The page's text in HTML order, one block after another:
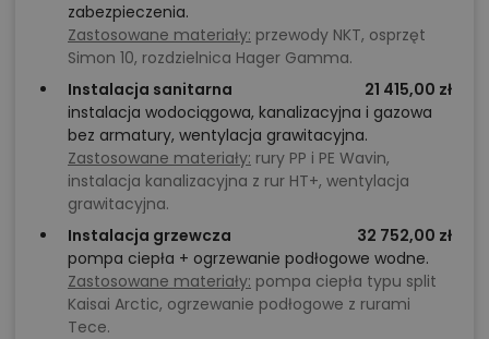
Zefir 2 będzie odpowiedni dla rodziny 2+2 lub 2+3,
która szuka domu oferującego większą liczbę pokoi
bez nadmiernego zwiększania powierzchni
zabudowy.Trzy sypialnie na poddaszu
oraz
dodatkowy pokój na parterze pozwalają elastycznie
dostosować układ do potrzeb domowników na
różnych etapach życia.
To propozycja dla osób, którym zależy na
przestronnym charakterze wnętrza i wyraźnym
podziale pomiędzy strefą wspólną a prywatną.
Wysoki salon, antresola, garderoba, spiżarnia oraz
zabezpieczenia.
Zastosowane materiały: przewody NKT, osprzęt
Simon 10, rozdzielnica Hager Gamma.
Instalacja sanitarna
21 415,00 zł
instalacja wodociągowa, kanalizacyjna i gazowa
bez armatury, wentylacja grawitacyjna.
Zastosowane materiały: rury PP i PE Wavin,
instalacja kanalizacyjna z rur HT+, wentylacja
grawitacyjna.
Instalacja grzewcza
32 752,00 zł
pompa ciepła + ogrzewanie podłogowe wodne.
Zastosowane materiały: pompa ciepła typu split
Kaisai Arctic, ogrzewanie podłogowe z rurami
Tece.